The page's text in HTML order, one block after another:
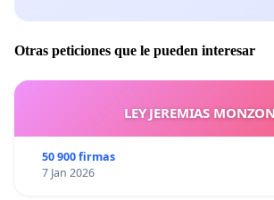
Otras peticiones que le pueden interesar
LEY JEREMIAS MONZON
50 900 firmas
7 Jan 2026